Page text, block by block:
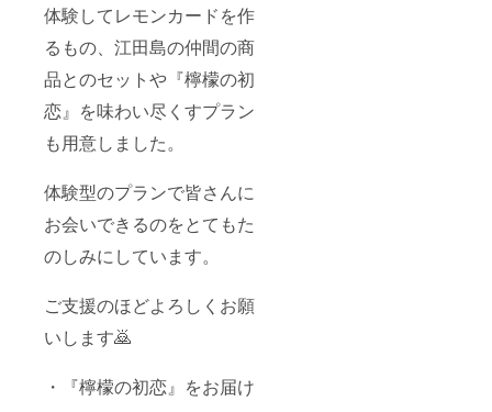
体験してレモンカードを作
るもの、江田島の仲間の商
品とのセットや『檸檬の初
恋』を味わい尽くすプラン
も用意しました。
体験型のプランで皆さんに
お会いできるのをとてもた
のしみにしています。
ご支援のほどよろしくお願
いします🙇
・『檸檬の初恋』をお届け